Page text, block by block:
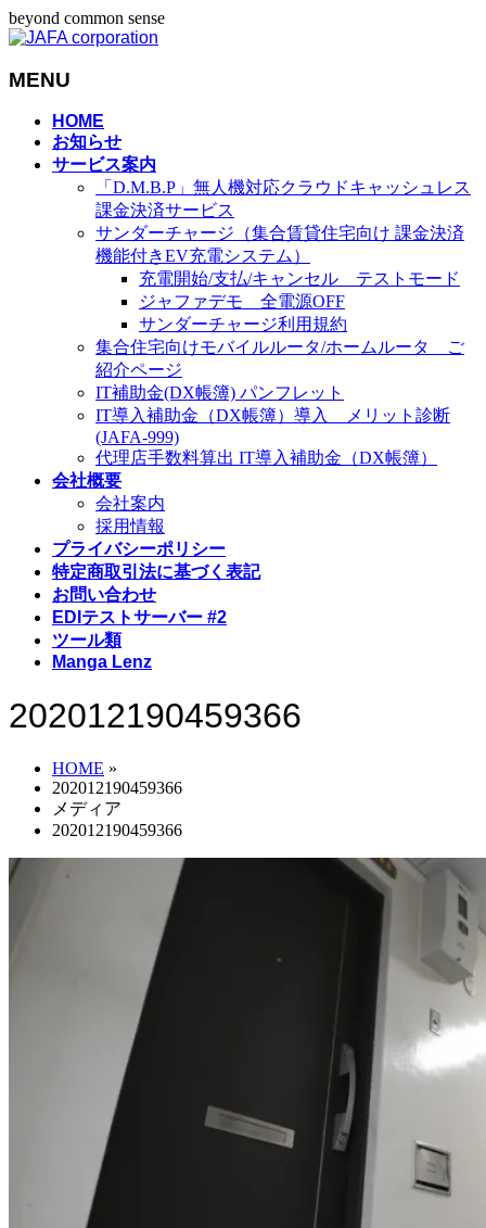
beyond common sense
MENU
HOME
お知らせ
サービス案内
「D.M.B.P」無人機対応クラウドキャッシュレス
課金決済サービス
サンダーチャージ（集合賃貸住宅向け 課金決済
機能付きEV充電システム）
充電開始/支払/キャンセル テストモード
ジャファデモ 全電源OFF
サンダーチャージ利用規約
集合住宅向けモバイルルータ/ホームルータ ご
紹介ページ
IT補助金(DX帳簿) パンフレット
IT導入補助金（DX帳簿）導入 メリット診断
(JAFA-999)
代理店手数料算出 IT導入補助金（DX帳簿）
会社概要
会社案内
採用情報
プライバシーポリシー
特定商取引法に基づく表記
お問い合わせ
EDIテストサーバー #2
ツール類
Manga Lenz
202012190459366
HOME »
202012190459366
メディア
202012190459366